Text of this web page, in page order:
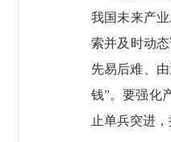
我国未来产
索并及时动
先易后难、
钱”。要强化
止单兵突进